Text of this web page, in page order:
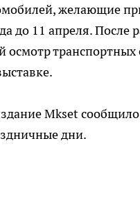
желающие
до 11 апреля. После
осмотр
Mkset
дни.